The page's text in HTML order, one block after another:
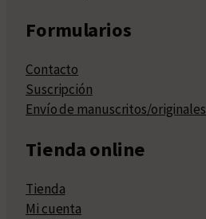
Formularios
Contacto
Suscripción
Envío de manuscritos/originales
Tienda online
Tienda
Mi cuenta